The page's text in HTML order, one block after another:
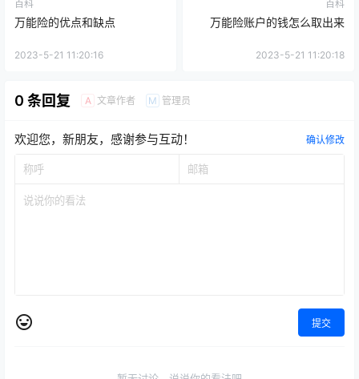
百科
万能险的优点和缺点
2023-5-21 11:20:16
百科
万能险账户的钱怎么取出来
2023-5-21 11:20:18
0 条回复 A 文章作者 M 管理员
欢迎您，新朋友，感谢参与互动！ 确认修改
提交